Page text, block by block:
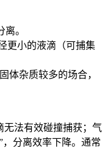
。
更小的液滴（可捕集
体杂质较多的场合，
法有效碰撞捕获；气
分离效率下降。通常